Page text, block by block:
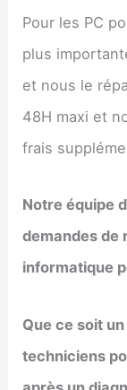
Pour les PC
plus
et nous le
48H maxi et
frais
Notre équipe
demandes de
informatique
Que ce soit
techniciens